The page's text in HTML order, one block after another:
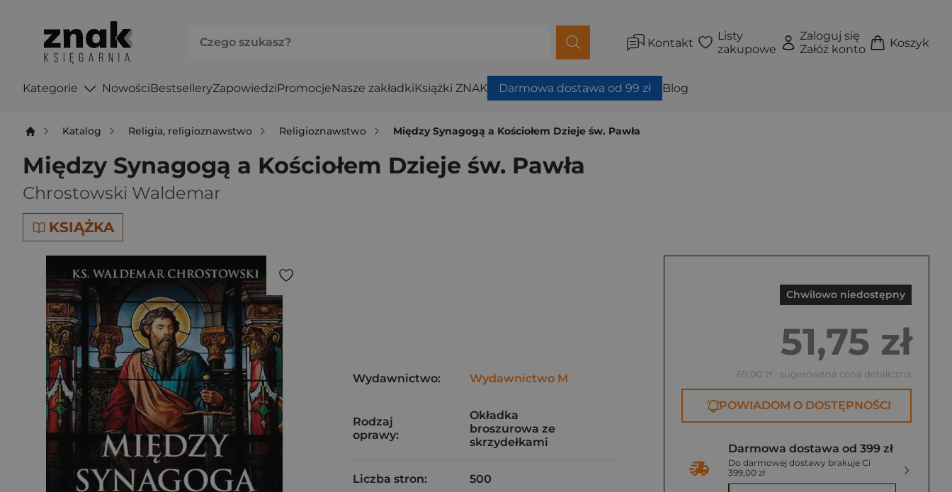
Kontakt
Listy
zakupowe
Zaloguj się
Załóż konto
Koszyk
Kategorie NowościBestselleryZapowiedziPromocjeNasze zakładkiKsiążki ZNAK Darmowa dostawa od 99 zł Blog
Katalog Religia, religioznawstwo Religioznawstwo Między Synagogą a Kościołem Dzieje św. Pawła
Między Synagogą a Kościołem Dzieje św. Pawła
Chrostowski Waldemar
KSIĄŻKA
Chwilowo niedostępny
51,75 zł
69,00 zł - sugerowana cena detaliczna
POWIADOM O DOSTĘPNOŚCI
Darmowa dostawa od 399 zł
Do darmowej dostawy brakuje Ci
399,00 zł
Wydawnictwo: Wydawnictwo M
Rodzaj
oprawy:
Okładka
broszurowa ze
skrzydełkami
Liczba stron: 500